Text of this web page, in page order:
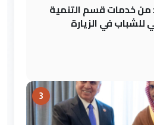
من خدمات قسم التنمية
للشباب في الزيارة
3